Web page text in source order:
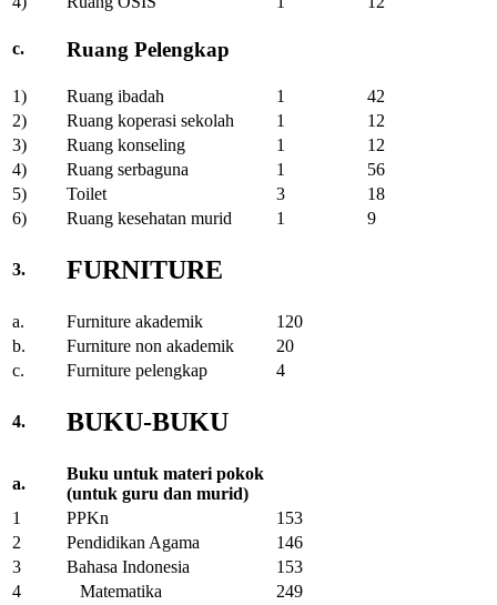
c. Ruang Pelengkap
1) Ruang ibadah 1
42
2)
Ruang koperasi sekolah 1
12
3)
Ruang konseling 1
12
4)
Ruang serbaguna 1
56
5)
Toilet 3
18
6)
Ruang kesehatan murid 1 9
3. FURNITURE
a. Furniture akademik
120
b.
Furniture non akademik
20
c.
Furniture pelengkap 4
4. BUKU-BUKU
a.
Buku untuk materi pokok
(untuk guru dan murid)
1
PPKn
153
2
Pendidikan Agama
146
3
Bahasa Indonesia
153
4
Matematika
249